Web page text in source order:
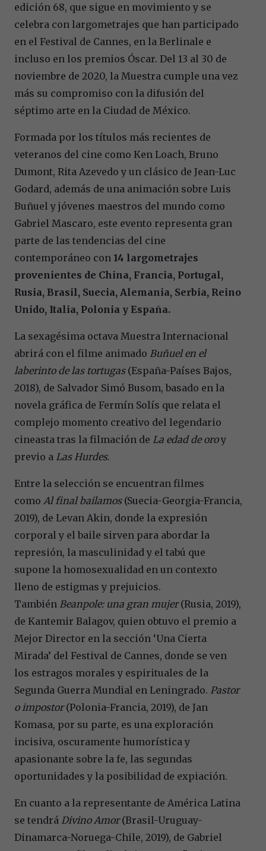
edición 68, que sigue en movimiento y se
celebra con largometrajes que han participado
en el Festival de Cannes, en la Berlinale e
incluso en los premios Óscar. Del 13 al 30 de
noviembre de 2020, la Muestra cumple una vez
más su compromiso con la difusión del
séptimo arte en la Ciudad de México.
Formada por los títulos más recientes de
veteranos del cine como Ken Loach, Bruno
Dumont, Rita Azevedo y un clásico de Jean-Luc
Godard, además de una animación sobre Luis
Buñuel y jóvenes maestros del mundo como
Gabriel Mascaro, este evento representa gran
parte de las tendencias del cine
contemporáneo con 14 largometrajes
provenientes de China, Francia, Portugal,
Rusia, Brasil, Suecia, Alemania, Serbia, Reino
Unido, Italia, Polonia y España.
La sexagésima octava Muestra Internacional
abrirá con el filme animado Buñuel en el
laberinto de las tortugas(España-Países Bajos,
2018), de Salvador Simó Busom, basado en la
novela gráfica de Fermín Solís que relata el
complejo momento creativo del legendario
cineasta tras la filmación de La edad de oroy
previo a Las Hurdes.
Entre la selección se encuentran filmes
como Al final bailamos(Suecia-Georgia-Francia,
2019), de Levan Akin, donde la expresión
corporal y el baile sirven para abordar la
represión, la masculinidad y el tabú que
supone la homosexualidad en un contexto
lleno de estigmas y prejuicios.
También Beanpole: una gran mujer(Rusia, 2019),
de Kantemir Balagov, quien obtuvo el premio a
Mejor Director en la sección ‘Una Cierta
Mirada’ del Festival de Cannes, donde se ven
los estragos morales y espirituales de la
Segunda Guerra Mundial en Leningrado. Pastor
o impostor(Polonia-Francia, 2019), de Jan
Komasa, por su parte, es una exploración
incisiva, oscuramente humorística y
apasionante sobre la fe, las segundas
oportunidades y la posibilidad de expiación.
En cuanto a la representante de América Latina
se tendrá Divino Amor(Brasil-Uruguay-
Dinamarca-Noruega-Chile, 2019), de Gabriel